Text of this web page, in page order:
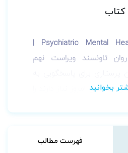
کتاب
Psychiatric Mental Health Nursing |
تاونسند ویراست نهم
امروز نیاز دارند را
است. این متن که برای
طولانی مدت پرستاری
فهرست مطالب